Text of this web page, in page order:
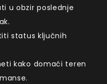
u obzir poslednje
status ključnih
kako domaći teren